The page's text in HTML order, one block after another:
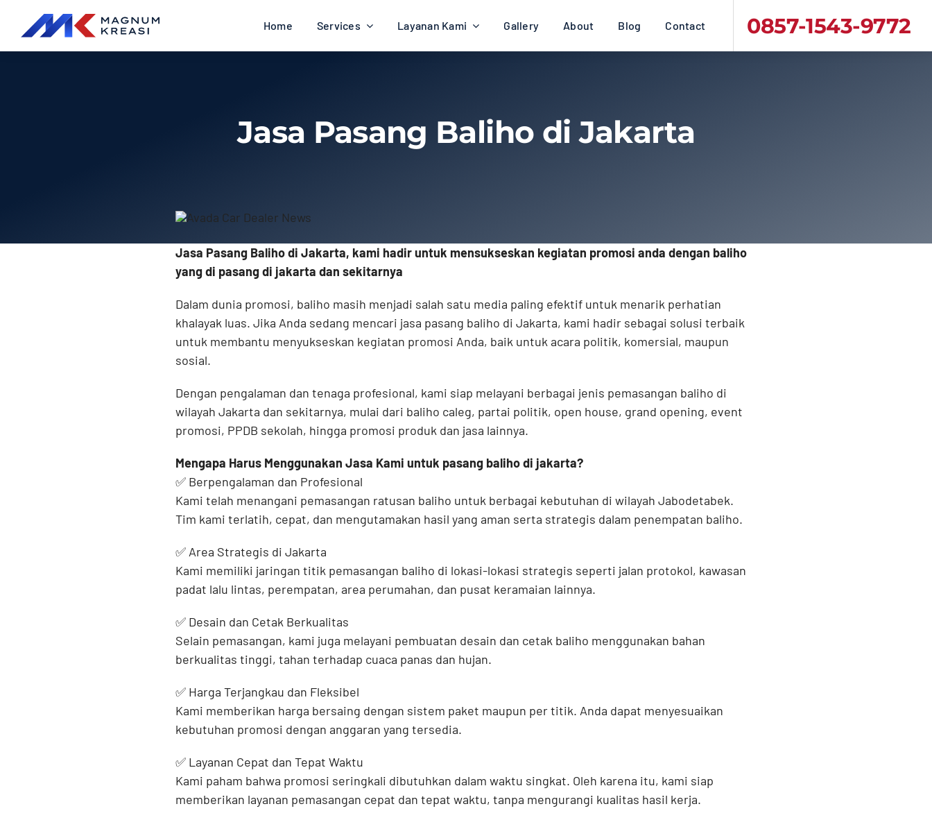
Home Services Layanan Kami Gallery About Blog Contact 0857-1543-9772
Jasa Pasang Baliho di Jakarta
Jasa Pasang Baliho di Jakarta, kami hadir untuk mensukseskan kegiatan promosi anda dengan baliho
yang di pasang di jakarta dan sekitarnya
Dalam dunia promosi, baliho masih menjadi salah satu media paling efektif untuk menarik perhatian
khalayak luas. Jika Anda sedang mencari jasa pasang baliho di Jakarta, kami hadir sebagai solusi terbaik
untuk membantu menyukseskan kegiatan promosi Anda, baik untuk acara politik, komersial, maupun
sosial.
Dengan pengalaman dan tenaga profesional, kami siap melayani berbagai jenis pemasangan baliho di
wilayah Jakarta dan sekitarnya, mulai dari baliho caleg, partai politik, open house, grand opening, event
promosi, PPDB sekolah, hingga promosi produk dan jasa lainnya.
Mengapa Harus Menggunakan Jasa Kami untuk pasang baliho di jakarta?
✅ Berpengalaman dan Profesional
Kami telah menangani pemasangan ratusan baliho untuk berbagai kebutuhan di wilayah Jabodetabek.
Tim kami terlatih, cepat, dan mengutamakan hasil yang aman serta strategis dalam penempatan baliho.
✅ Area Strategis di Jakarta
Kami memiliki jaringan titik pemasangan baliho di lokasi-lokasi strategis seperti jalan protokol, kawasan
padat lalu lintas, perempatan, area perumahan, dan pusat keramaian lainnya.
✅ Desain dan Cetak Berkualitas
Selain pemasangan, kami juga melayani pembuatan desain dan cetak baliho menggunakan bahan
berkualitas tinggi, tahan terhadap cuaca panas dan hujan.
✅ Harga Terjangkau dan Fleksibel
Kami memberikan harga bersaing dengan sistem paket maupun per titik. Anda dapat menyesuaikan
kebutuhan promosi dengan anggaran yang tersedia.
✅ Layanan Cepat dan Tepat Waktu
Kami paham bahwa promosi seringkali dibutuhkan dalam waktu singkat. Oleh karena itu, kami siap
memberikan layanan pemasangan cepat dan tepat waktu, tanpa mengurangi kualitas hasil kerja.